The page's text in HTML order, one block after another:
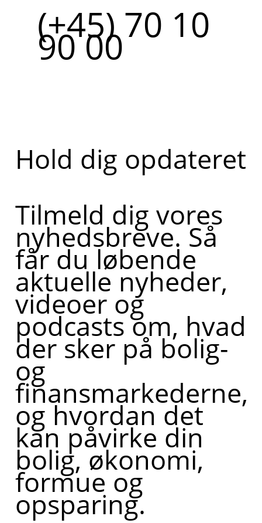
(+45) 70 10
90 00
Hold dig opdateret
Tilmeld dig vores
nyhedsbreve. Så
får du løbende
aktuelle nyheder,
videoer og
podcasts om, hvad
der sker på bolig-
og
finansmarkederne,
og hvordan det
kan påvirke din
bolig, økonomi,
formue og
opsparing.